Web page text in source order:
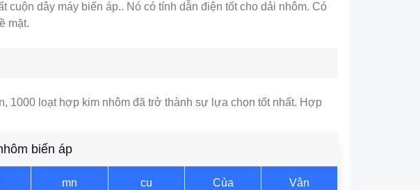
dây máy biến áp.. Nó có tính dẫn điện tốt cho dải nhôm. Có
mặt.
1000 loạt hợp kim nhôm đã trở thành sự lựa chọn tốt nhất. Hợp
biến áp
mn cu Của Vân